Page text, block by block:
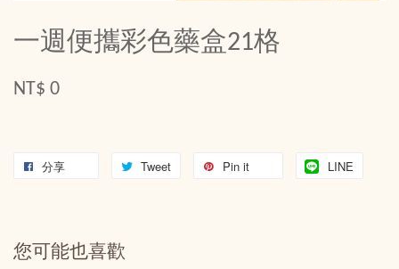
一週便攜彩色藥盒21格
NT$ 0
分享 Tweet Pin it LINE
您可能也喜歡